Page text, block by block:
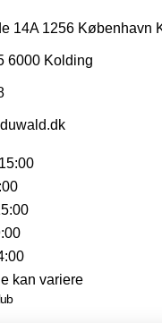
14A 1256 København
6000 Kolding
kan variere